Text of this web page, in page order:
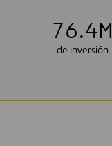
76.4M
de inversión